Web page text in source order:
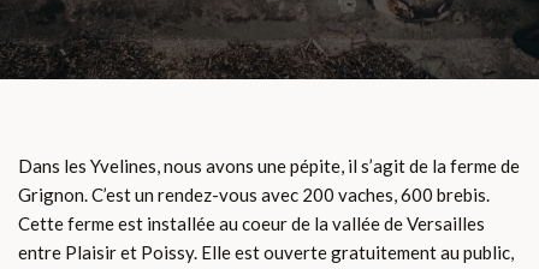
Dans les Yvelines, nous avons une pépite, il s’agit de la ferme de
Grignon. C’est un rendez-vous avec 200 vaches, 600 brebis.
Cette ferme est installée au coeur de la vallée de Versailles
entre Plaisir et Poissy. Elle est ouverte gratuitement au public,